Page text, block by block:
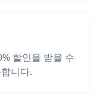
할인을 받을 수
니다.